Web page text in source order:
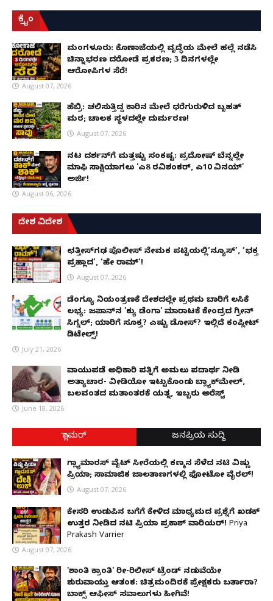
ಕ್ರೈಂ
ಮಂಗಳೂರು: ಕೊಣಾಜೆಯಲ್ಲಿ ವೃದ್ಧೆಯ ಮೇಲೆ ಹಲ್ಲೆ ನಡೆಸಿ
ಚಿನ್ನಾಭರಣ ದರೋಡೆ ಪ್ರಕರಣ; 3 ದಿನಗಳಲ್ಲೇ
ಆರೋಪಿಗಳ ಸೆರೆ!
August 07, 2026
ಹೆಬ್ರಿ: ಚಲಿಸುತ್ತಿದ್ದ ಕಾರಿನ ಮೇಲೆ ಧರೆಗುರುಳಿದ ಬೃಹತ್
ಮರ; ಚಾಲಕ ಸ್ಥಳದಲ್ಲೇ ದುರ್ಮರಣ!
August 07, 2026
ನಟ ದರ್ಶನ್‌ಗೆ ಮತ್ತಷ್ಟು ಸಂಕಷ್ಟ: ಪ್ರದೋಷ್ ಬೆನ್ನಲ್ಲೇ
ಮಾಫಿ ಸಾಕ್ಷಿಯಾಗಲು 'ಎ8 ರವಿಶಂಕರ್, ಎ10 ವಿನಯ್'
ಅರ್ಜಿ!
August 06, 2026
ದೇಶ ವಿದೇಶ
ಛತ್ತೀಸ್‌ಗಢ ಪೊಲೀಸ್ ನೇಮಕ ಪಟ್ಟಿಯಲ್ಲಿ‘ನ್ಯೂಸ್’, ‘ಭಕ್ತ
ಪ್ರಹ್ಲಾದ’, ‘ಹೇ ರಾಮ್’!
August 07, 2026
ಡೆಂಗ್ಯೂ ನಿಯಂತ್ರಣಕ್ಕೆ ದೇಶದಲ್ಲೇ ಪ್ರಥಮ ಬಾರಿಗೆ ಲಸಿಕೆ
ಲಭ್ಯ: ಜಪಾನ್‌ನ 'ಕ್ಯು ಡೆಂಗಾ' ಮಾರಾಟಕ್ಕೆ ಕೇಂದ್ರದ ಗ್ರೀನ್
ಸಿಗ್ನಲ್; ಯಾರಿಗೆ ಸೂಕ್ತ? ಎಷ್ಟು ಡೋಸ್? ಇಲ್ಲಿದೆ ಕಂಪ್ಲೀಟ್
ಡಿಟೇಲ್ಸ್!
July 21, 2026
ವಾಯುಪಡೆ ಅಧಿಕಾರಿ ಪತ್ನಿಗೆ ಅಮಲು ಪದಾರ್ಥ ನೀಡಿ
ಅತ್ಯಾಚಾರ- ವೀಡಿಯೋ ಇಟ್ಟುಕೊಂಡು ಬ್ಲ್ಯಾಕ್‌ಮೇಲ್,
ಬಲವಂತದ ಮತಾಂತರಕ್ಕೆ ಯತ್ನ, ಇಬ್ಬರು ಅರೆಸ್ಟ್
June 18, 2026
ಗ್ಲಾಮರ್ ಜನಪ್ರಿಯ ಸುದ್ದಿ
ಗ್ಲ್ಯಾಮಾರಸ್ ವೈಟ್‌ ಸೀರೆಯಲ್ಲಿ ಕಣ್ಮನ ಸೆಳೆದ ನಟಿ ವಿಷ್ಣು
ಪ್ರಿಯಾ; ಸಾಮಾಜಿಕ ಜಾಲತಾಣಗಳಲ್ಲಿ ಫೋಟೋ ವೈರಲ್!
August 07, 2026
ಕೇಸರಿ ಉಡುಪಿನ ಬಗೆಗೆ ಕೇಳಿದ ಮಾಧ್ಯಮದ ಪ್ರಶ್ನೆಗೆ ಖಡಕ್
ಉತ್ತರ ನೀಡಿದ ನಟಿ ಪ್ರಿಯಾ ಪ್ರಕಾಶ್ ವಾರಿಯರ್! Priya
Prakash Varrier
August 07, 2026
'ಶಾಂತಿ ಕ್ರಾಂತಿ' ರೀ-ರಿಲೀಸ್ ಟ್ರೆಂಡ್ ನಡುವೆಯೇ
ಶುರುವಾಯ್ತು ಆತಂಕ: ಚಿತ್ರಮಂದಿರಕ್ಕೆ ಪ್ರೇಕ್ಷಕರು ಬರ್ತಾರಾ?
ಬಾಕ್ಸ್ ಆಫೀಸ್ ಸವಾಲುಗಳು ಹೀಗಿವೆ!